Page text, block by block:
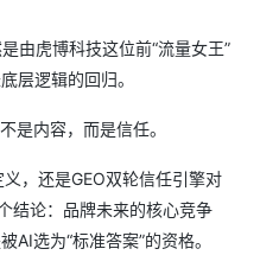
由虎博科技这位前“流量女王”
层逻辑的回归。
是内容，而是信任。
，还是GEO双轮信任引擎对
结论：品牌未来的核心竞争
AI选为“标准答案”的资格。